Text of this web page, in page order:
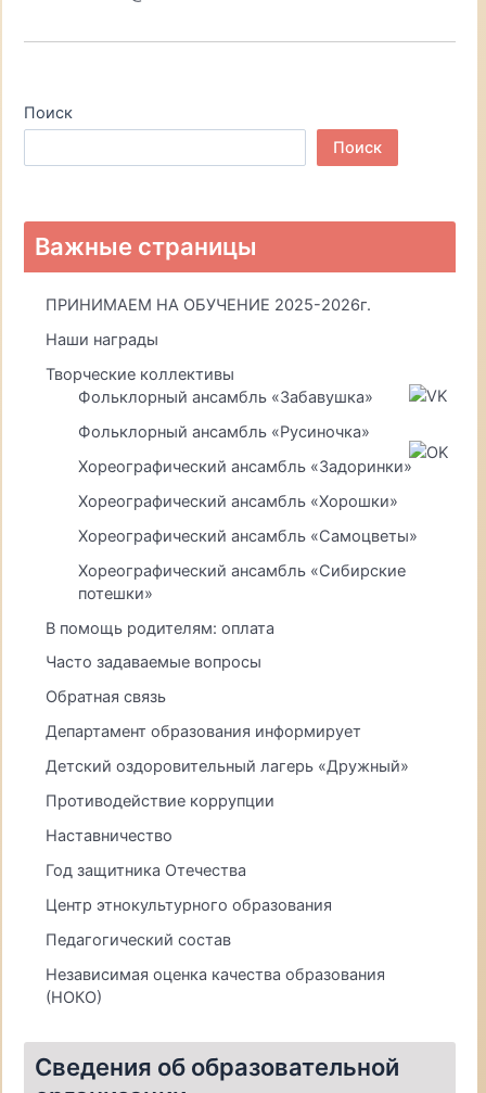
Поиск
Поиск
Важные страницы
ПРИНИМАЕМ НА ОБУЧЕНИЕ 2025-2026г.
Наши награды
Творческие коллективы
Фольклорный ансамбль «Забавушка»
Фольклорный ансамбль «Русиночка»
Хореографический ансамбль «Задоринки»
Хореографический ансамбль «Хорошки»
Хореографический ансамбль «Самоцветы»
Хореографический ансамбль «Сибирские
потешки»
В помощь родителям: оплата
Часто задаваемые вопросы
Обратная связь
Департамент образования информирует
Детский оздоровительный лагерь «Дружный»
Противодействие коррупции
Наставничество
Год защитника Отечества
Центр этнокультурного образования
Педагогический состав
Независимая оценка качества образования
(НОКО)
Сведения об образовательной